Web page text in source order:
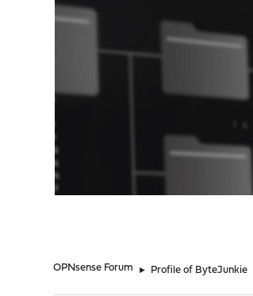
OPNsense Forum ► Profile of ByteJunkie